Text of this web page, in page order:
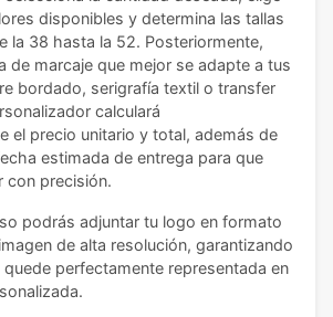
disponibles y determina las tallas
la 38 hasta la 52. Posteriormente,
de marcaje que mejor se adapte a tus
bordado, serigrafía textil o transfer
calculará
el precio unitario y total, además de
estimada de entrega para que
con precisión.
podrás adjuntar tu logo en formato
de alta resolución, garantizando
perfectamente representada en